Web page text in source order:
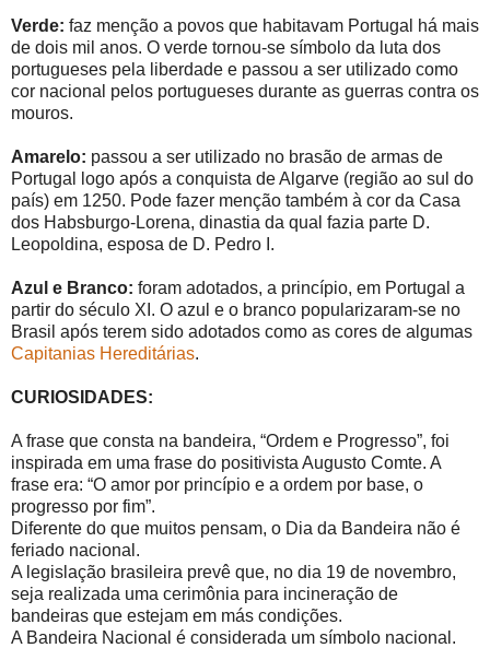
Verde: faz menção a povos que habitavam Portugal há mais
de dois mil anos. O verde tornou-se símbolo da luta dos
portugueses pela liberdade e passou a ser utilizado como
cor nacional pelos portugueses durante as guerras contra os
mouros.
Amarelo: passou a ser utilizado no brasão de armas de
Portugal logo após a conquista de Algarve (região ao sul do
país) em 1250. Pode fazer menção também à cor da Casa
dos Habsburgo-Lorena, dinastia da qual fazia parte D.
Leopoldina, esposa de D. Pedro I.
Azul e Branco: foram adotados, a princípio, em Portugal a
partir do século XI. O azul e o branco popularizaram-se no
Brasil após terem sido adotados como as cores de algumas
Capitanias Hereditárias.
CURIOSIDADES:
A frase que consta na bandeira, “Ordem e Progresso”, foi
inspirada em uma frase do positivista Augusto Comte. A
frase era: “O amor por princípio e a ordem por base, o
progresso por fim”.
Diferente do que muitos pensam, o Dia da Bandeira não é
feriado nacional.
A legislação brasileira prevê que, no dia 19 de novembro,
seja realizada uma cerimônia para incineração de
bandeiras que estejam em más condições.
A Bandeira Nacional é considerada um símbolo nacional.